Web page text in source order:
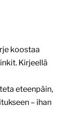
koostaa
Kirjeellä
eteenpäin,
– ihan